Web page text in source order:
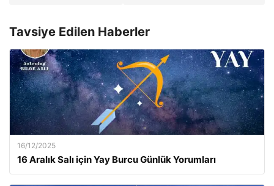
Tavsiye Edilen Haberler
16/12/2025
16 Aralık Salı için Yay Burcu Günlük Yorumları